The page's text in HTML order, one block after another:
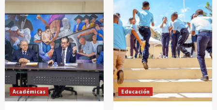
Académicas Educación